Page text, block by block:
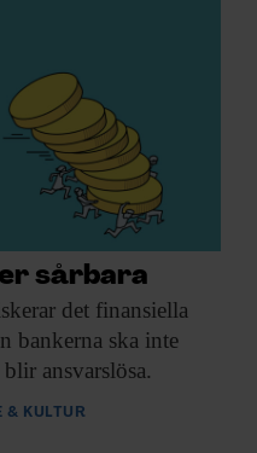
ledamot i
för att förebygga
av det som
sårbara
det finansiella
bankerna ska inte
ansvarslösa.
& KULTUR